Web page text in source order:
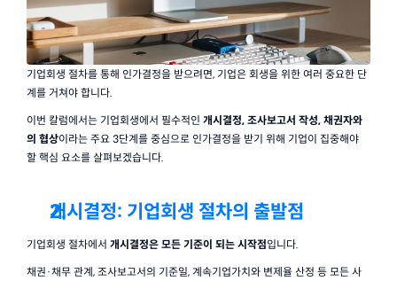
기업회생 절차를 통해 인가결정을 받으려면, 기업은 회생을 위한 여러 중요한 단
계를 거쳐야 합니다.
이번 칼럼에서는 기업회생에서 필수적인 개시결정, 조사보고서 작성, 채권자와
의 협상이라는 주요 3단계를 중심으로 인가결정을 받기 위해 기업이 집중해야
할 핵심 요소를 살펴보겠습니다.
개시결정: 기업회생 절차의 출발점
기업회생 절차에서 개시결정은 모든 기준이 되는 시작점입니다.
채권·채무 관계, 조사보고서의 기준일, 계속기업가치와 변제율 산정 등 모든 사